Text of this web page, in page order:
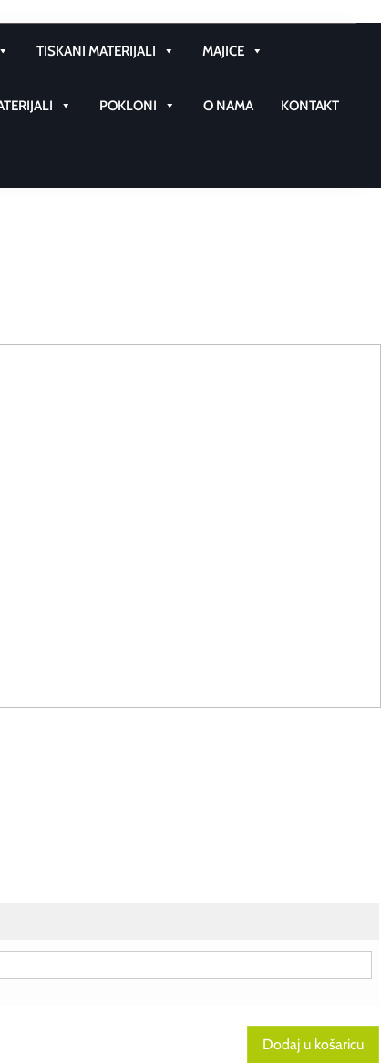
TISKANI MATERIJALI MAJICE
POKLONI O NAMA KONTAKT
Dodaj u košaricu